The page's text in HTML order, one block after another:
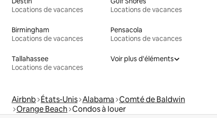
Locations de vacances
Locations de vacances
Birmingham
Locations de vacances
Pensacola
Locations de vacances
Tallahassee
Locations de vacances
Voir plus d'éléments
Airbnb États-Unis Alabama Comté de Baldwin
Orange Beach Condos à louer